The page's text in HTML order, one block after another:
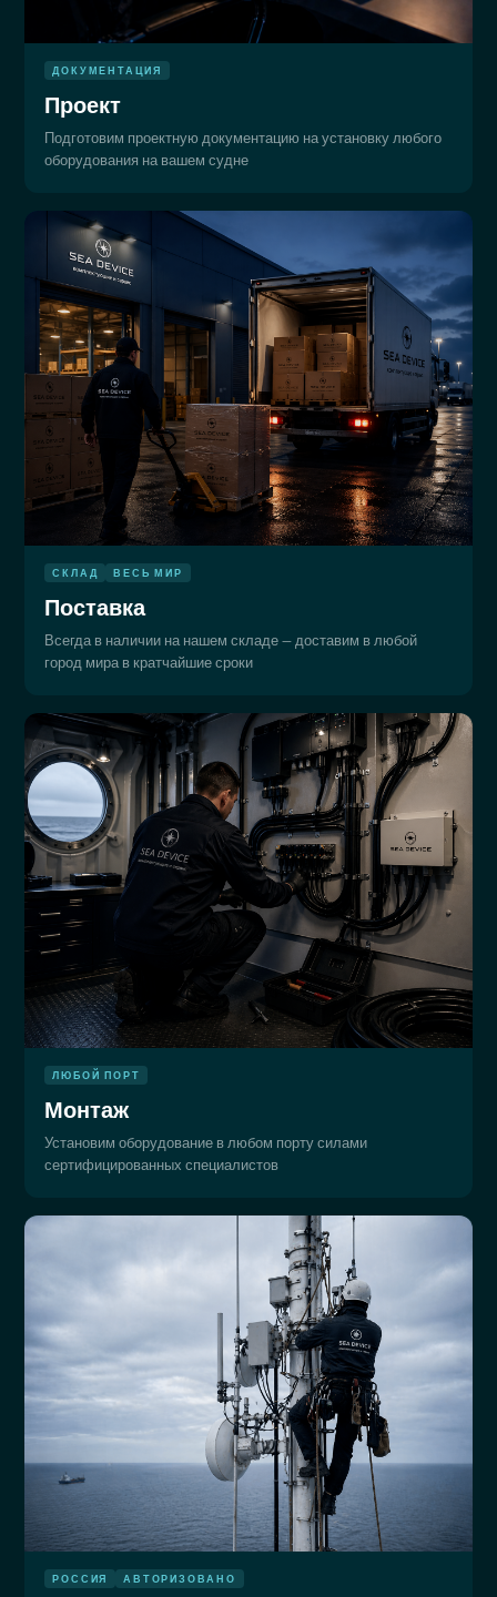
ДОКУМЕНТАЦИЯ
Проект
Подготовим проектную документацию на установку любого
оборудования на вашем судне
СКЛАД ВЕСЬ МИР
Поставка
Всегда в наличии на нашем складе — доставим в любой
город мира в кратчайшие сроки
ЛЮБОЙ ПОРТ
Монтаж
Установим оборудование в любом порту силами
сертифицированных специалистов
РОССИЯ АВТОРИЗОВАНО